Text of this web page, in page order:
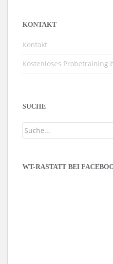
KONTAKT
Kontakt
Kostenloses Probetraining
SUCHE
WT-RASTATT BEI